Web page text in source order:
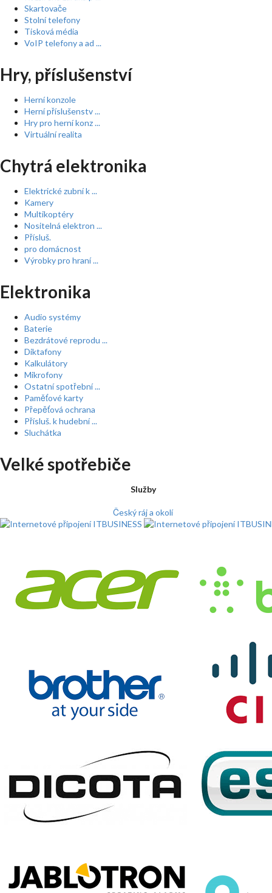
Skartovače
Stolní telefony
Tisková média
VoIP telefony a ad ...
Hry, příslušenství
Herní konzole
Herní příslušenstv ...
Hry pro herní konz ...
Virtuální realita
Chytrá elektronika
Elektrické zubní k ...
Kamery
Multikoptéry
Nositelná elektron ...
Přísluš.
pro domácnost
Výrobky pro hraní ...
Elektronika
Audio systémy
Baterie
Bezdrátové reprodu ...
Diktafony
Kalkulátory
Mikrofony
Ostatní spotřební ...
Paměťové karty
Přepěťová ochrana
Přísluš. k hudební ...
Sluchátka
Velké spotřebiče
Služby
Český ráj a okolí